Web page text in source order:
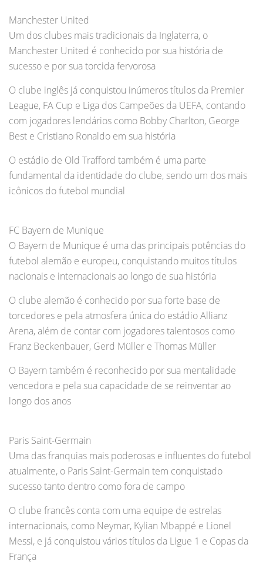
Manchester United
Um dos clubes mais tradicionais da Inglaterra, o
Manchester United é conhecido por sua história de
sucesso e por sua torcida fervorosa
O clube inglês já conquistou inúmeros títulos da Premier
League, FA Cup e Liga dos Campeões da UEFA, contando
com jogadores lendários como Bobby Charlton, George
Best e Cristiano Ronaldo em sua história
O estádio de Old Trafford também é uma parte
fundamental da identidade do clube, sendo um dos mais
icônicos do futebol mundial
FC Bayern de Munique
O Bayern de Munique é uma das principais potências do
futebol alemão e europeu, conquistando muitos títulos
nacionais e internacionais ao longo de sua história
O clube alemão é conhecido por sua forte base de
torcedores e pela atmosfera única do estádio Allianz
Arena, além de contar com jogadores talentosos como
Franz Beckenbauer, Gerd Müller e Thomas Müller
O Bayern também é reconhecido por sua mentalidade
vencedora e pela sua capacidade de se reinventar ao
longo dos anos
Paris Saint-Germain
Uma das franquias mais poderosas e influentes do futebol
atualmente, o Paris Saint-Germain tem conquistado
sucesso tanto dentro como fora de campo
O clube francês conta com uma equipe de estrelas
internacionais, como Neymar, Kylian Mbappé e Lionel
Messi, e já conquistou vários títulos da Ligue 1 e Copas da
França